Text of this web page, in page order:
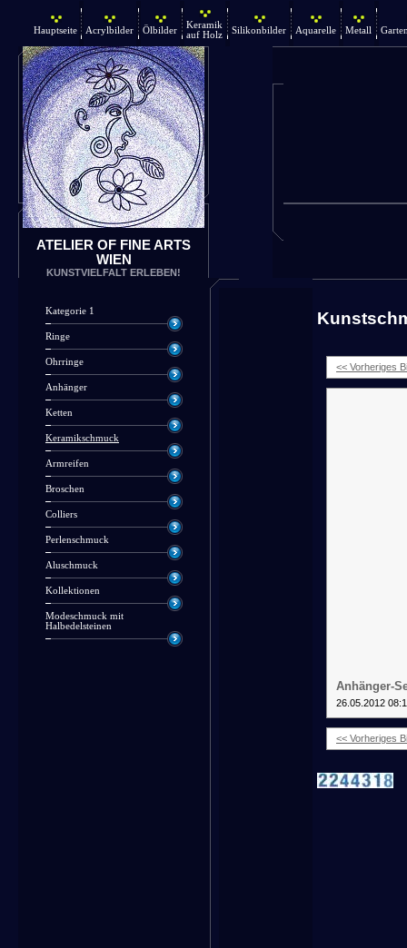
Hauptseite Acrylbilder Ölbilder
Keramik
auf Holz
Silikonbilder Aquarelle Metall
ATELIER OF FINE ARTS
WIEN
KUNSTVIELFALT ERLEBEN!
Kategorie 1
Ringe
Ohrringe
Anhänger
Ketten
Keramikschmuck
Armreifen
Broschen
Colliers
Perlenschmuck
Aluschmuck
Kollektionen
Modeschmuck mit
Halbedelsteinen
<< Vorheriges
Anhänger-
26.05.2012
<< Vorheriges